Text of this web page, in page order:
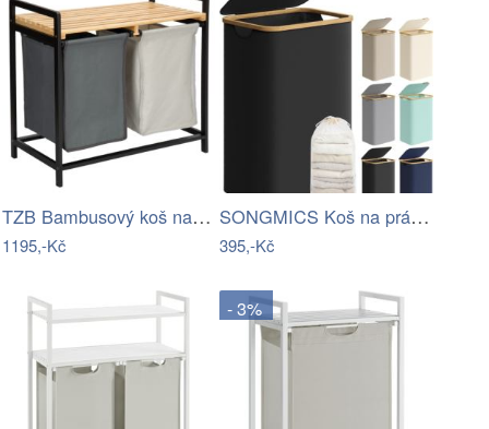
TZB Bambusový koš na prádlo Hanoi šedo…
1195,-Kč
SONGMICS Koš na prádlo Leslie 90 L černý
395,-Kč
- 3%